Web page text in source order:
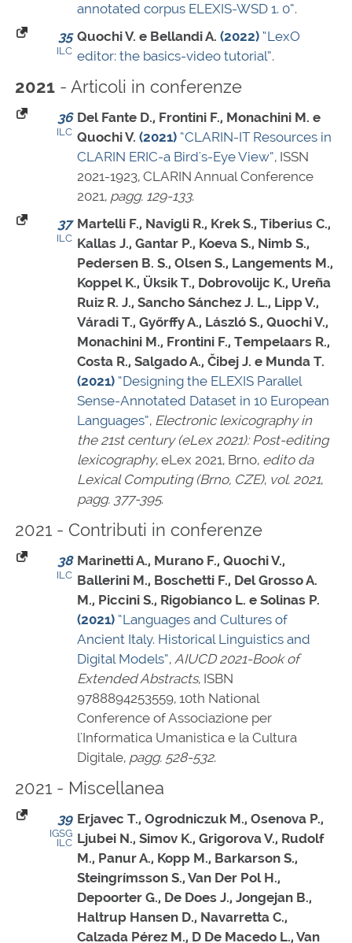
annotated corpus ELEXIS-WSD 1. 0”.
35
ILC
Quochi V. e Bellandi A. (2022) “LexO
editor: the basics-video tutorial”.
2021 - Articoli in conferenze
36
ILC
Del Fante D., Frontini F., Monachini M. e
Quochi V. (2021) “CLARIN-IT Resources in
CLARIN ERIC-a Bird's-Eye View”, ISSN
2021-1923, CLARIN Annual Conference
2021, pagg. 129-133.
37
ILC
Martelli F., Navigli R., Krek S., Tiberius C.,
Kallas J., Gantar P., Koeva S., Nimb S.,
Pedersen B. S., Olsen S., Langements M.,
Koppel K., Üksik T., Dobrovolijc K., Ureña
Ruiz R. J., Sancho Sánchez J. L., Lipp V.,
Váradi T., Győrffy A., László S., Quochi V.,
Monachini M., Frontini F., Tempelaars R.,
Costa R., Salgado A., Čibej J. e Munda T.
(2021) “Designing the ELEXIS Parallel
Sense-Annotated Dataset in 10 European
Languages”, Electronic lexicography in
the 21st century (eLex 2021): Post-editing
lexicography, eLex 2021, Brno, edito da
Lexical Computing (Brno, CZE), vol. 2021,
pagg. 377-395.
2021 - Contributi in conferenze
38
ILC
Marinetti A., Murano F., Quochi V.,
Ballerini M., Boschetti F., Del Grosso A.
M., Piccini S., Rigobianco L. e Solinas P.
(2021) “Languages and Cultures of
Ancient Italy. Historical Linguistics and
Digital Models”, AIUCD 2021-Book of
Extended Abstracts, ISBN
9788894253559, 10th National
Conference of Associazione per
l'Informatica Umanistica e la Cultura
Digitale, pagg. 528-532.
2021 - Miscellanea
39
IGSG
ILC
Erjavec T., Ogrodniczuk M., Osenova P.,
Ljubei N., Simov K., Grigorova V., Rudolf
M., Panur A., Kopp M., Barkarson S.,
Steingrímsson S., Van Der Pol H.,
Depoorter G., De Does J., Jongejan B.,
Haltrup Hansen D., Navarretta C.,
Calzada Pérez M., D De Macedo L., Van